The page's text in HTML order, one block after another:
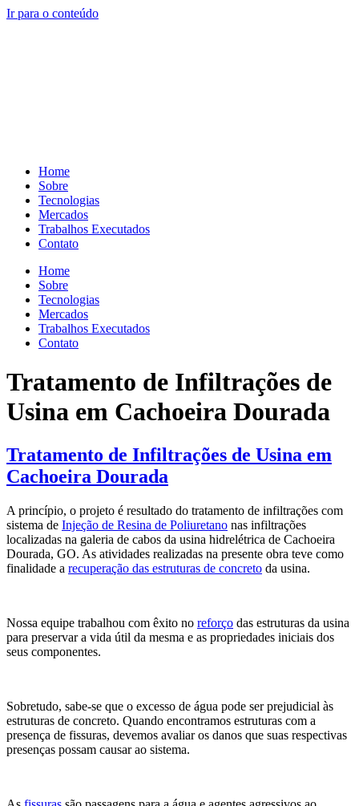
Ir para o conteúdo
Home
Sobre
Tecnologias
Mercados
Trabalhos Executados
Contato
Home
Sobre
Tecnologias
Mercados
Trabalhos Executados
Contato
Tratamento de Infiltrações de
Usina em Cachoeira Dourada
Tratamento de Infiltrações de Usina em
Cachoeira Dourada
A princípio, o projeto é resultado do tratamento de infiltrações com
sistema de Injeção de Resina de Poliuretano nas infiltrações
localizadas na galeria de cabos da usina hidrelétrica de Cachoeira
Dourada, GO. As atividades realizadas na presente obra teve como
finalidade a recuperação das estruturas de concreto da usina.
Nossa equipe trabalhou com êxito no reforço das estruturas da usina
para preservar a vida útil da mesma e as propriedades iniciais dos
seus componentes.
Sobretudo, sabe-se que o excesso de água pode ser prejudicial às
estruturas de concreto. Quando encontramos estruturas com a
presença de fissuras, devemos avaliar os danos que suas respectivas
presenças possam causar ao sistema.